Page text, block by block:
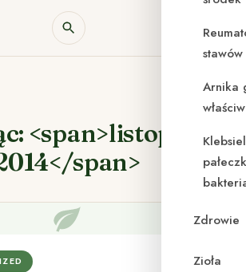
Arnika
Zdrowie
Zioła
<span>listopad
span>